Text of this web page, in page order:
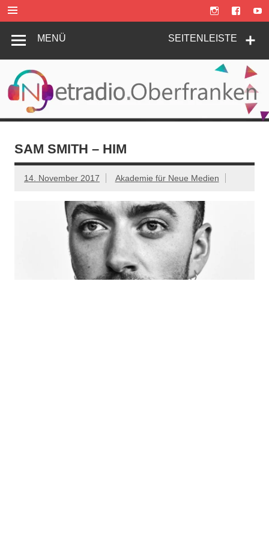
Inhalt
springen
SEITENLEISTE
MENÜ
SAM SMITH – HIM
14. November 2017 Akademie für Neue Medien